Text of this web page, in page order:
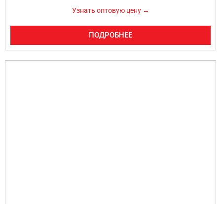
Узнать оптовую цену →
ПОДРОБНЕЕ